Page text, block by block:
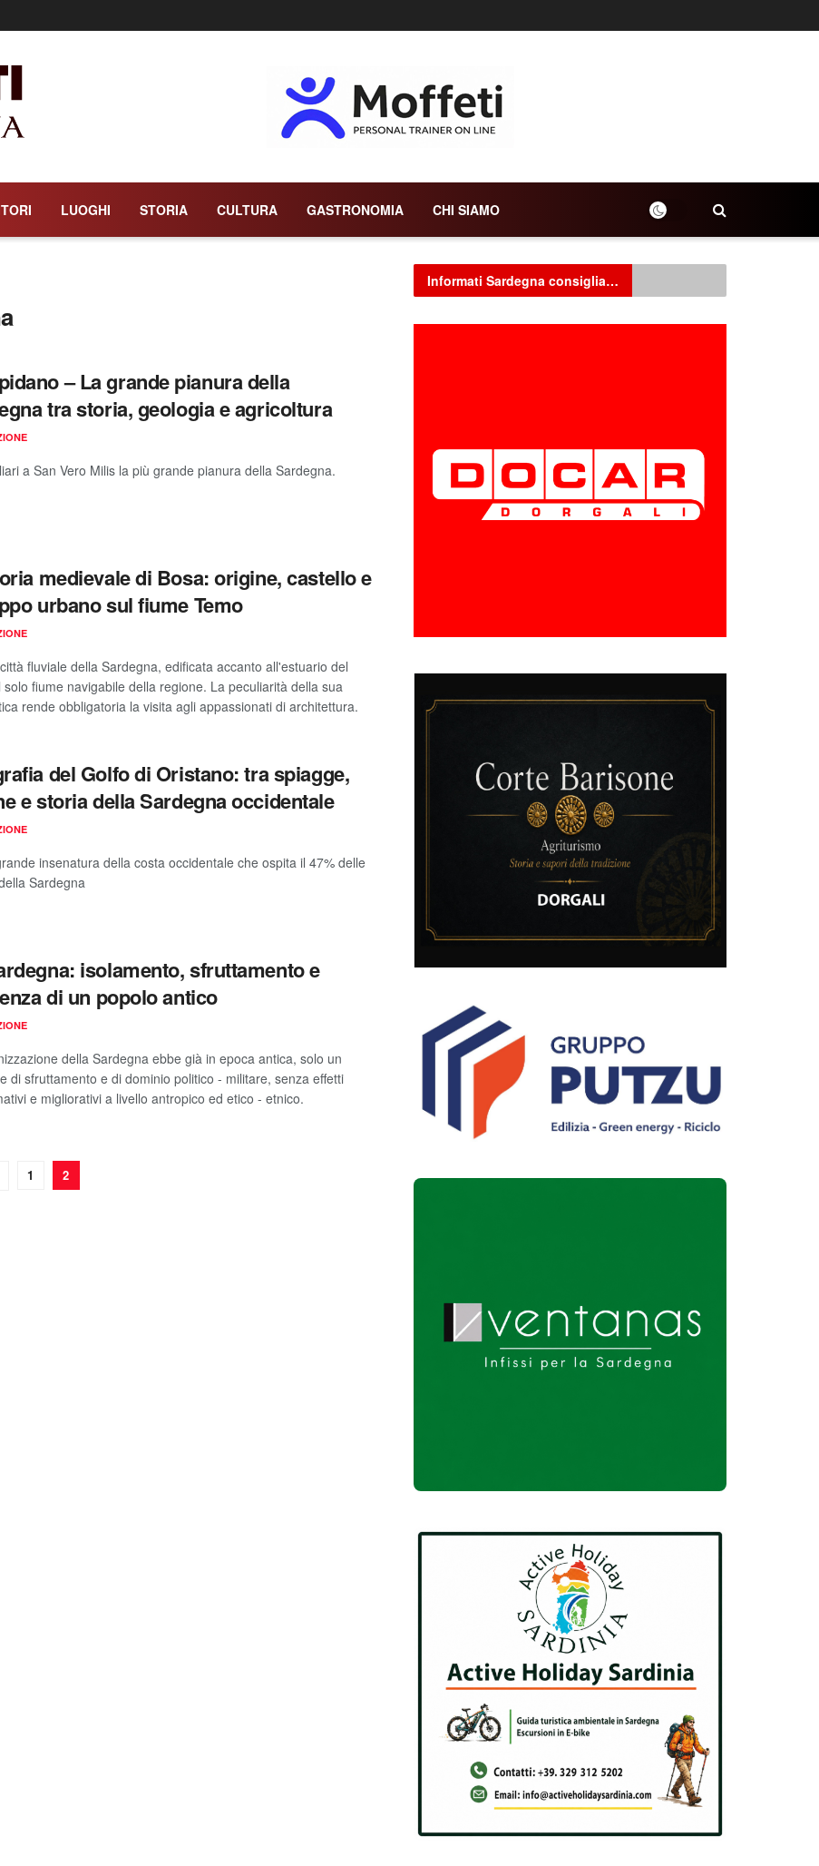
LUOGHI STORIA CULTURA GASTRONOMIA CHI SIAMO
– La grande pianura della
tra storia, geologia e agricoltura
a San Vero Milis la più grande pianura della Sardegna.
medievale di Bosa: origine, castello e
urbano sul fiume Temo
fluviale della Sardegna, edificata accanto all'estuario del
solo fiume navigabile della regione. La peculiarità della sua
rende obbligatoria la visita agli appassionati di architettura.
del Golfo di Oristano: tra spiagge,
e storia della Sardegna occidentale
insenatura della costa occidentale che ospita il 47% delle
Sardegna
isolamento, sfruttamento e
di un popolo antico
della Sardegna ebbe già in epoca antica, solo un
di sfruttamento e di dominio politico - militare, senza effetti
e migliorativi a livello antropico ed etico - etnico.
1 2
Informati Sardegna consiglia…